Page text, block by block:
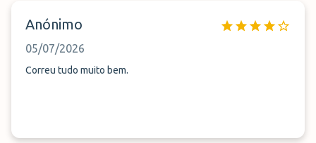
Anónimo
05/07/2026
Correu tudo muito bem.